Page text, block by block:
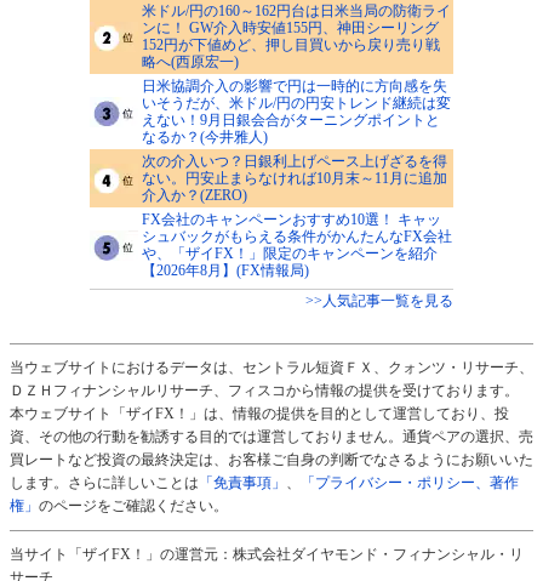
米ドル/円の160～162円台は日米当局の防衛ライ
ンに！ GW介入時安値155円、神田シーリング
152円が下値めど、押し目買いから戻り売り戦
略へ(西原宏一)
日米協調介入の影響で円は一時的に方向感を失
いそうだが、米ドル/円の円安トレンド継続は変
えない！9月日銀会合がターニングポイントと
なるか？(今井雅人)
次の介入いつ？日銀利上げペース上げざるを得
ない。円安止まらなければ10月末～11月に追加
介入か？(ZERO)
FX会社のキャンペーンおすすめ10選！ キャッ
シュバックがもらえる条件がかんたんなFX会社
や、「ザイFX！」限定のキャンペーンを紹介
【2026年8月】(FX情報局)
>>人気記事一覧を見る
当ウェブサイトにおけるデータは、セントラル短資ＦＸ、クォンツ・リサーチ、
ＤＺＨフィナンシャルリサーチ、フィスコから情報の提供を受けております。
本ウェブサイト「ザイFX！」は、情報の提供を目的として運営しており、投
資、その他の行動を勧誘する目的では運営しておりません。通貨ペアの選択、売
買レートなど投資の最終決定は、お客様ご自身の判断でなさるようにお願いいた
します。さらに詳しいことは 「免責事項」 、
「プライバシー・ポリシー、著作
権」 のページをご確認ください。
当サイト「ザイFX！」の運営元：株式会社ダイヤモンド・フィナンシャル・リ
サーチ